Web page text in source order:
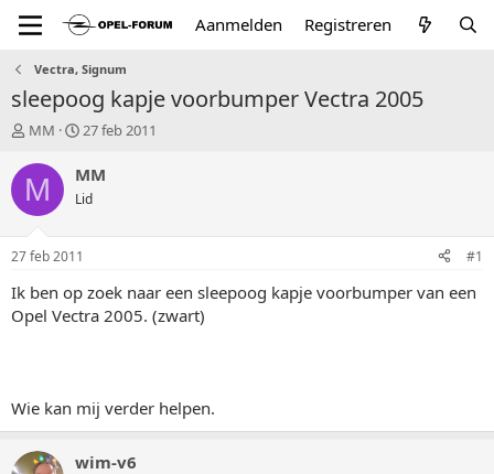
Aanmelden Registreren
Vectra, Signum
sleepoog kapje voorbumper Vectra 2005
T
p
i
t
a
r
e
MM
S
a
r
t
u
27 feb 2011
M MM
Lid
27 feb 2011 #1
Ik ben op zoek naar een sleepoog kapje voorbumper van een
Opel Vectra 2005. (zwart)
Wie kan mij verder helpen.
wim-v6